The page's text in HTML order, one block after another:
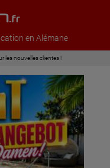
en Alémane
les nouvelles clientes !